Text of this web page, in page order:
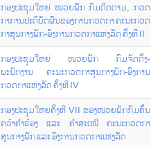
ກອງປະຊຸມໃຫຍ່ ໜ່ວຍພັກ ກົມຕິດຕາມ, ກວດ
ກາການປະຕິບັດຜົນຂອງການກວດກາ ຄະນະກວດ
ກາສູນກາງພັກ-ອົງການກວດກາແຫ່ງລັດ ຄັ້ງທີ II
ກອງປະຊຸມໃຫຍ່ ໜ່ວຍພັກ ກົມຈັດຕັ້ງ-
ພະນັກງານ ຄະນະກວດກາສູນກາງພັກ-ອົງການ
ກວດກາແຫ່ງລັດ ຄັ້ງທີ IV
ກອງປະຊຸມໃຫຍ່ຄັ້ງທີ VII ຂອງໜ່ວຍພັກກົມຄົ້ນ
ຄວ້າຄຳຮ້ອງ ແລະ ຄຳສະເໜີ ຄະນະກວດກາ
ສູນກາງພັກ ແລະ ອົງການກວດກາແຫ່ງລັດ